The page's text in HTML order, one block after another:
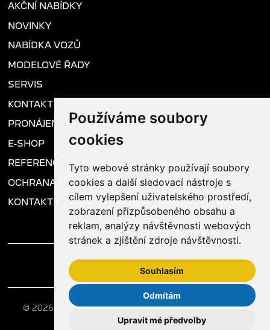
Používáme soubory
cookies
Tyto webové stránky používají soubory
cookies a další sledovací nástroje s
cílem vylepšení uživatelského prostředí,
zobrazení přizpůsobeného obsahu a
reklam, analýzy návštěvnosti webových
stránek a zjištění zdroje návštěvnosti.
Souhlasím
Odmítám
Upravit mé předvolby
AKČNÍ NABÍDKY
NOVINKY
NABÍDKA VOZŮ
MODELOVÉ ŘADY
SERVIS
KONTAKT
PRONÁJEM VOZU
E-SHOP
REFERENCE
OCHRANA OSOBNÍCH ÚDAJŮ
KONTAKTNÍ FORMULÁŘ
© 2026 AV CAR – prodejce Peugeot - Nejdostupnější
Peugeot v Praze s 35letou tradicí.